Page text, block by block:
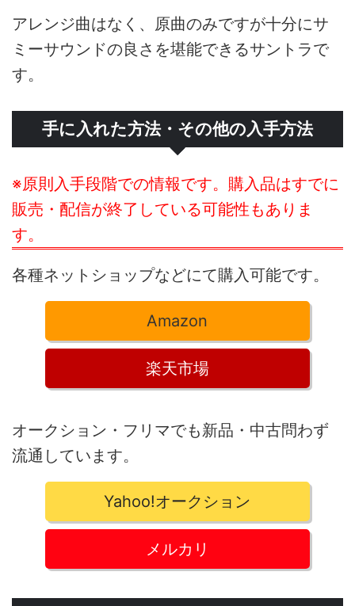
アレンジ曲はなく、原曲のみですが十分にサ
ミーサウンドの良さを堪能できるサントラで
す。
手に入れた方法・その他の入手方法
※原則入手段階での情報です。購入品はすでに
販売・配信が終了している可能性もありま
す。
各種ネットショップなどにて購入可能です。
Amazon
楽天市場
オークション・フリマでも新品・中古問わず
流通しています。
Yahoo!オークション
メルカリ